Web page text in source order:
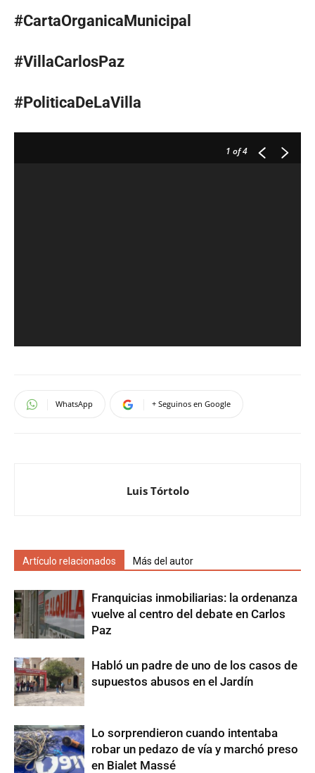
#CartaOrganicaMunicipal
#VillaCarlosPaz
#PoliticaDeLaVilla
1 of 4
WhatsApp + Seguinos en Google
Luis Tórtolo
Artículo relacionados Más del autor
Franquicias inmobiliarias: la ordenanza
vuelve al centro del debate en Carlos
Paz
Habló un padre de uno de los casos de
supuestos abusos en el Jardín
Lo sorprendieron cuando intentaba
robar un pedazo de vía y marchó preso
en Bialet Massé